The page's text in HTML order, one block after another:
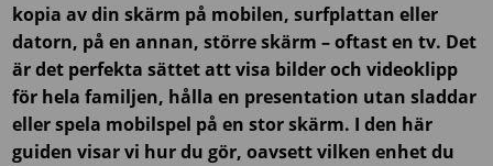
kopia av din skärm på mobilen, surfplattan eller
datorn, på en annan, större skärm – oftast en tv. Det
är det perfekta sättet att visa bilder och videoklipp
för hela familjen, hålla en presentation utan sladdar
eller spela mobilspel på en stor skärm. I den här
guiden visar vi hur du gör, oavsett vilken enhet du